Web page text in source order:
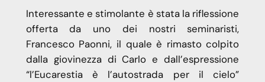
Interessante e stimolante è stata la riflessione
offerta da uno dei nostri seminaristi,
Francesco Paonni, il quale è rimasto colpito
dalla giovinezza di Carlo e dall’espressione
“l’Eucarestia è l’autostrada per il cielo”